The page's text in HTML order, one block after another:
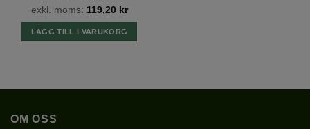
exkl. moms: 119,20 kr
LÄGG TILL I VARUKORG
OM OSS